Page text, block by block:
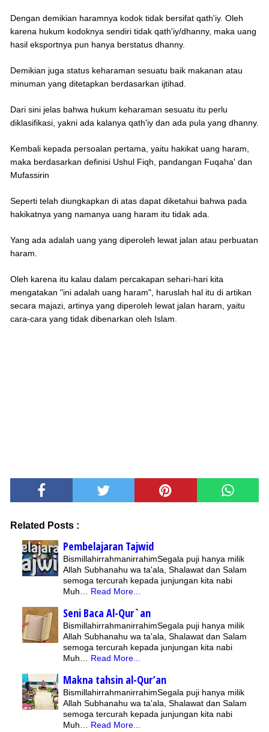
Dengan demikian haramnya kodok tidak bersifat qath'iy. Oleh
karena hukum kodoknya sendiri tidak qath'iy/dhanny, maka uang
hasil eksportnya pun hanya berstatus dhanny.
Demikian juga status keharaman sesuatu baik makanan atau
minuman yang ditetapkan berdasarkan ijtihad.
Dari sini jelas bahwa hukum keharaman sesuatu itu perlu
diklasifikasi, yakni ada kalanya qath'iy dan ada pula yang dhanny.
Kembali kepada persoalan pertama, yaitu hakikat uang haram,
maka berdasarkan definisi Ushul Fiqh, pandangan Fuqaha' dan
Mufassirin
Seperti telah diungkapkan di atas dapat diketahui bahwa pada
hakikatnya yang namanya uang haram itu tidak ada.
Yang ada adalah uang yang diperoleh lewat jalan atau perbuatan
haram.
Oleh karena itu kalau dalam percakapan sehari-hari kita
mengatakan "ini adalah uang haram", haruslah hal itu di artikan
secara majazi, artinya yang diperoleh lewat jalan haram, yaitu
cara-cara yang tidak dibenarkan oleh Islam.
Related Posts :
Pembelajaran Tajwid
BismillahirrahmanirrahimSegala puji hanya milik
Allah Subhanahu wa ta'ala, Shalawat dan Salam
semoga tercurah kepada junjungan kita nabi
Muh… Read More...
Seni Baca Al-Qur`an
BismillahirrahmanirrahimSegala puji hanya milik
Allah Subhanahu wa ta'ala, Shalawat dan Salam
semoga tercurah kepada junjungan kita nabi
Muh… Read More...
Makna tahsin al-Qur’an
BismillahirrahmanirrahimSegala puji hanya milik
Allah Subhanahu wa ta'ala, Shalawat dan Salam
semoga tercurah kepada junjungan kita nabi
Muh… Read More...